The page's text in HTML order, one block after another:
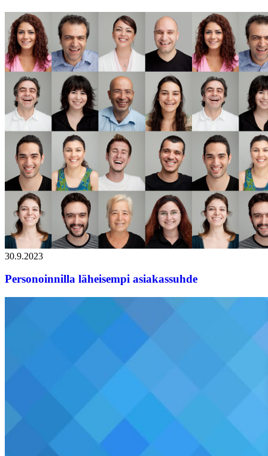
30.9.2023
Personoinnilla läheisempi asiakassuhde